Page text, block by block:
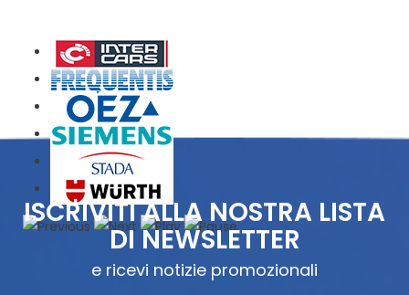
ISCRIVITI ALLA NOSTRA LISTA
DI NEWSLETTER
e ricevi notizie promozionali